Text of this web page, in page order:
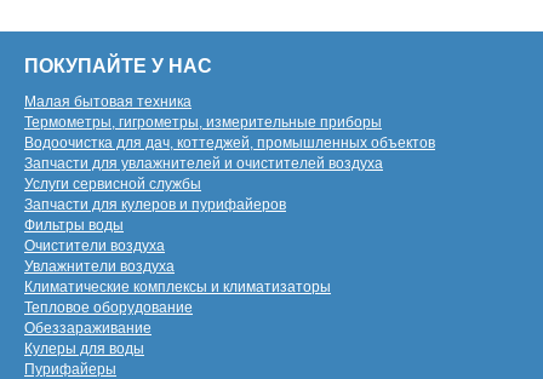
ПОКУПАЙТЕ У НАС
Малая бытовая техника
Термометры, гигрометры, измерительные приборы
Водоочистка для дач, коттеджей, промышленных объектов
Запчасти для увлажнителей и очистителей воздуха
Услуги сервисной службы
Запчасти для кулеров и пурифайеров
Фильтры воды
Очистители воздуха
Увлажнители воздуха
Климатические комплексы и климатизаторы
Тепловое оборудование
Обеззараживание
Кулеры для воды
Пурифайеры